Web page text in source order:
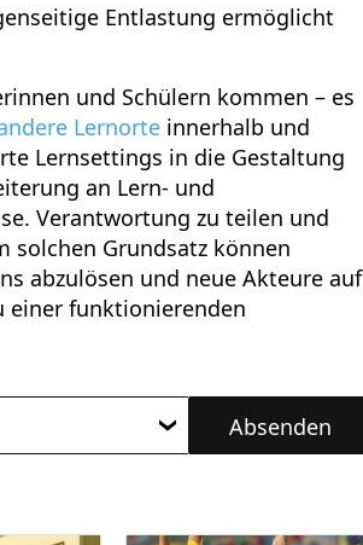
Entlastung ermöglicht
und Schülern kommen – es
Lernorte innerhalb und
Lernsettings in die Gestaltung
an Lern- und
Verantwortung zu teilen und
solchen Grundsatz können
abzulösen und neue Akteure auf
einer funktionierenden
Absenden